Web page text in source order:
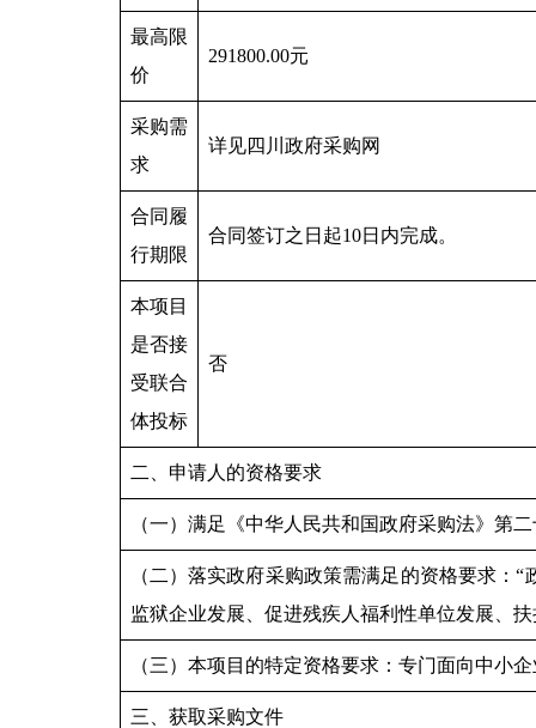
最高限
价
291800.00元
采购需
求
详见四川政府采购网
合同履
行期限
合同签订之日起10日内完成。
本项目
是否接
受联合
体投标
否
二、申请人的资格要求
（一）满足《中华人民共和国政府采购法》第
（二）落实政府采购政策需满足的资格要求：
监狱企业发展、促进残疾人福利性单位发展、
（三）本项目的特定资格要求：专门面向中小
三、获取采购文件